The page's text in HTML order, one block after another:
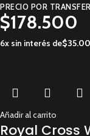
PRECIO POR
$178.500
6x sin interés de$
Añadir al carrito
Royal Cross